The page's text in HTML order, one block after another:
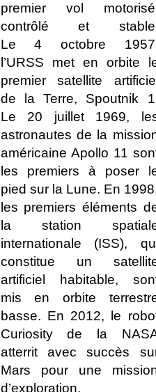
premier vol
contrôlé et
Le 4 octobre
l’URSS met en orbite
premier satellite
de la Terre, Spoutnik
Le 20 juillet 1969,
astronautes de la
américaine Apollo 11
les premiers à poser
pied sur la Lune. En
les premiers éléments
la station
internationale (ISS),
constitue un
artificiel habitable,
mis en orbite
basse. En 2012, le
Curiosity de la
atterrit avec succès
Mars pour une
d’exploration.